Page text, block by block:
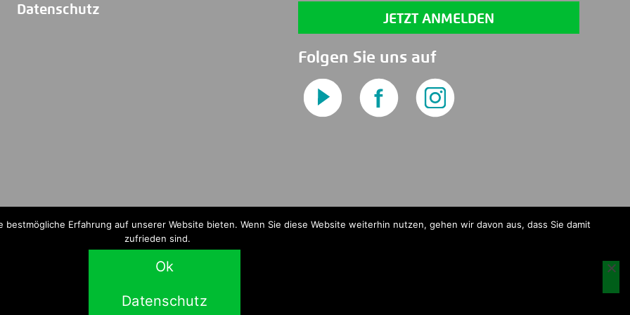
Datenschutz
Folgen Sie uns auf
AG, Kirschgartenstrasse 7, 4051 Basel, Switzerlandinfo@techmira.com, Telefon: +49 761
Erfahrung auf unserer Website bieten. Wenn Sie diese Website weiterhin nutzen, gehen wir davon aus, dass Sie damit
zufrieden sind.
Ok
Datenschutz